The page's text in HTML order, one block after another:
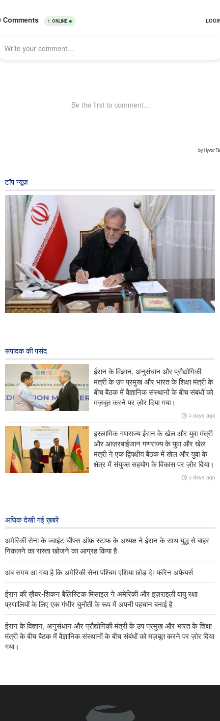
टॉप न्यूज़
ईरान की सर्वोच्च राष्ट्रीय सुरक्षा परिषद के सचिव ने एक संदेश में कहा कि इस्लामिक
गणराज्य ईरान कभी नहीं झुकेगा, चाहे युद्ध हो या बातचीत।
ईरान की ख़ैबर-शिकन बैलिस्टिक मिसाइल ने अमेरिकी और इज़राइली वायु रक्षा
प्रणालियों के लिए एक गंभीर चुनौती के रूप में अपनी पहचान बनाई है
होर्मुज़ जलडमरूमध्य का पुनः खुलना ईरान की विशेष प्रणाली और शर्तों के अधीन हैः
सिपाहे पासदारान
अमेरिका के पास मौजूदा स्थिति को स्वीकार करने के अलावा कोई विकल्प नहीं हैः
ब्रिगेडियर जनरल मोहम्मद अकरमी-निया
संपादक की पसंद
ईरान के विज्ञान, अनुसंधान और प्रौद्योगिकी
मंत्री के उप प्रमुख और भारत के शिक्षा मंत्री के
बीच बैठक में वैज्ञानिक संस्थानों के बीच संबंधों को
मज़बूत करने पर ज़ोर दिया गया।
२ days ago
इस्लामिक गणराज्य ईरान के खेल और युवा मंत्री
और आज़रबाईजान गणराज्य के युवा और खेल
मंत्री ने एक द्विपक्षीय बैठक में खेल और युवा के
क्षेत्र में संयुक्त सहयोग के विकास पर ज़ोर दिया।
२ days ago
२ days ago
अधिक देखी गई ख़बरें
अमेरिकी सेना के ज्वाइंट चीफ्स ऑफ़ स्टाफ के अध्यक्ष ने ईरान के साथ युद्ध से बाहर
निकलने का रास्ता खोजने का आग्रह किया है
अब समय आ गया है कि अमेरिकी सेना पश्चिम एशिया छोड़ देः फॉरेन अफ़ेयर्स
ईरान की ख़ैबर-शिकन बैलिस्टिक मिसाइल ने अमेरिकी और इज़राइली वायु रक्षा
प्रणालियों के लिए एक गंभीर चुनौती के रूप में अपनी पहचान बनाई है
ईरान के विज्ञान, अनुसंधान और प्रौद्योगिकी मंत्री के उप प्रमुख और भारत के शिक्षा
मंत्री के बीच बैठक में वैज्ञानिक संस्थानों के बीच संबंधों को मज़बूत करने पर ज़ोर दिया
गया।
कहा कि भले ही तुम पूरी दुनिया को लामबंद कर लो, इसका तुम्हें कोई फ़ायदा नहीं